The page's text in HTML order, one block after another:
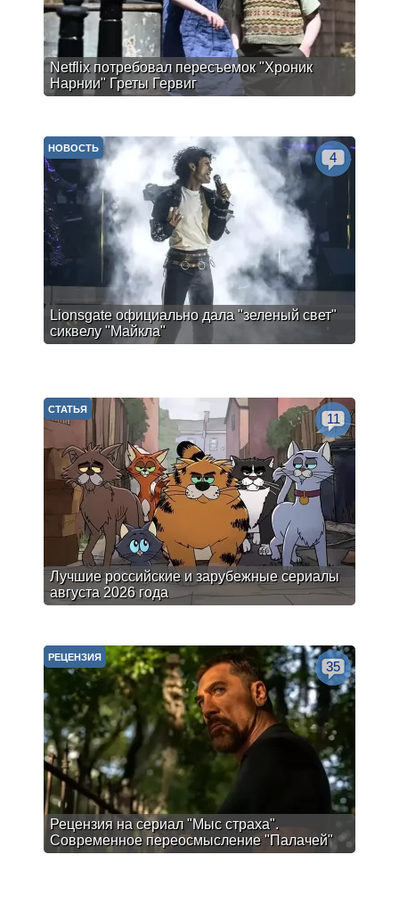
Netflix потребовал пересъемок "Хроник
Нарнии" Греты Гервиг
Lionsgate официально дала "зеленый свет"
сиквелу "Майкла"
НОВОСТЬ
4
Лучшие российские и зарубежные сериалы
августа 2026 года
СТАТЬЯ
11
Рецензия на сериал "Мыс страха".
Современное переосмысление "Палачей"
РЕЦЕНЗИЯ
35